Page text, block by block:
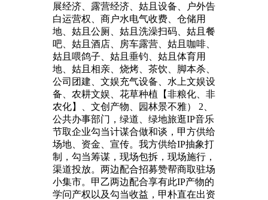
展经济、露营经济、姑且设备、户外告
白运营权、商户水电气收费、仓储用
地、姑且公厕、姑且洗澡扫码、姑且餐
吧、姑且酒店、房车露营、姑且咖啡、
姑且喂鸽子、姑且垂钓、姑且体育用
地、姑且相亲、烧烤、茶饮、脚本杀、
公司团建、文娱充气设备、水上文娱设
备、农耕文娱、花草种植【非粮化、非
农化】、文创产物、园林景不雅） 2、
公共办事部门，绿道、绿地旅逛IP音乐
节取企业勾当计谋合做和谈，甲方供给
场地、资金、宣传。我方供给IP抽象打
制，勾当筹谋，现场包拆，现场施行，
渠道投放。两边配合招募赞帮商取驻场
小集市。甲乙两边配合享有此IP产物的
学问产权以及勾当收益，甲朴直在出资